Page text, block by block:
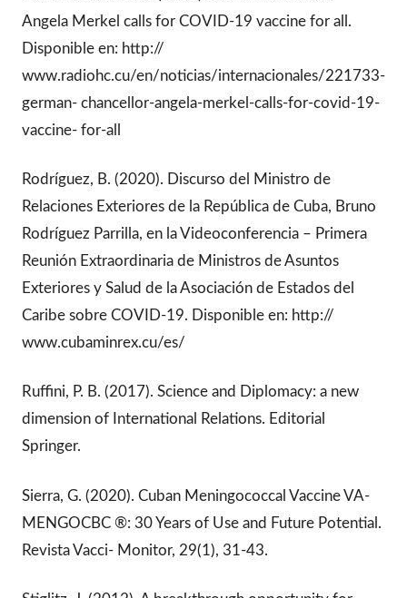
Angela Merkel calls for COVID-19 vaccine for all.
Disponible en: http://
www.radiohc.cu/en/noticias/internacionales/221733-
german- chancellor-angela-merkel-calls-for-covid-19-
vaccine- for-all
Rodríguez, B. (2020). Discurso del Ministro de
Relaciones Exteriores de la República de Cuba, Bruno
Rodríguez Parrilla, en la Videoconferencia – Primera
Reunión Extraordinaria de Ministros de Asuntos
Exteriores y Salud de la Asociación de Estados del
Caribe sobre COVID-19. Disponible en: http://
www.cubaminrex.cu/es/
Ruffini, P. B. (2017). Science and Diplomacy: a new
dimension of International Relations. Editorial
Springer.
Sierra, G. (2020). Cuban Meningococcal Vaccine VA-
MENGOCBC ®: 30 Years of Use and Future Potential.
Revista Vacci- Monitor, 29(1), 31-43.